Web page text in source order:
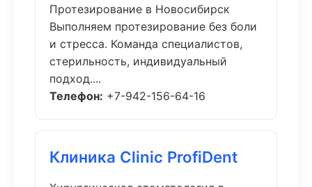
Протезирование в Новосибирск
Выполняем протезирование без боли
и стресса. Команда специалистов,
стерильность, индивидуальный
подход....
Телефон: +7-942-156-64-16
Клиника Clinic ProfiDent